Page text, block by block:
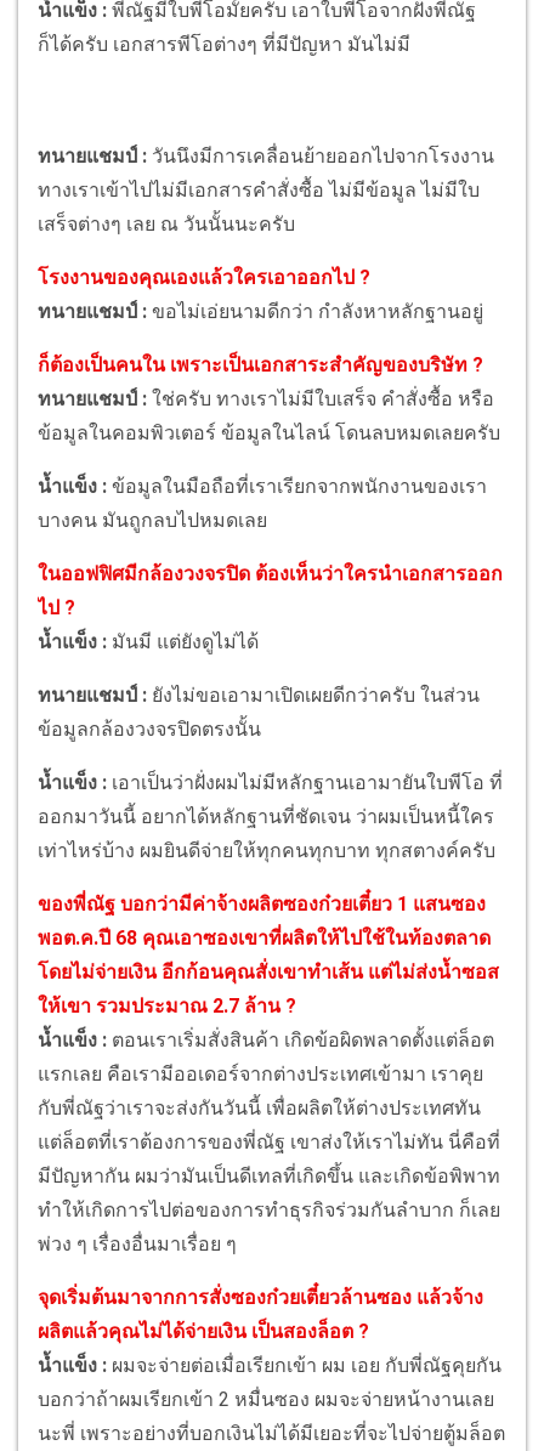
น้ำแข็ง : พี่ณัฐมีใบพีโอมั้ยครับ เอาใบพีโอจากฝั่งพี่ณัฐ
ก็ได้ครับ เอกสารพีโอต่างๆ ที่มีปัญหา มันไม่มี
ทนายแชมป์ : วันนึงมีการเคลื่อนย้ายออกไปจากโรงงาน
ทางเราเข้าไปไม่มีเอกสารคำสั่งซื้อ ไม่มีข้อมูล ไม่มีใบ
เสร็จต่างๆ เลย ณ วันนั้นนะครับ
โรงงานของคุณเองแล้วใครเอาออกไป ?
ทนายแชมป์ : ขอไม่เอ่ยนามดีกว่า กำลังหาหลักฐานอยู่
ก็ต้องเป็นคนใน เพราะเป็นเอกสาระสำคัญของบริษัท ?
ทนายแชมป์ : ใช่ครับ ทางเราไม่มีใบเสร็จ คำสั่งซื้อ หรือ
ข้อมูลในคอมพิวเตอร์ ข้อมูลในไลน์ โดนลบหมดเลยครับ
น้ำแข็ง : ข้อมูลในมือถือที่เราเรียกจากพนักงานของเรา
บางคน มันถูกลบไปหมดเลย
ในออฟฟิศมีกล้องวงจรปิด ต้องเห็นว่าใครนำเอกสารออก
ไป ?
น้ำแข็ง : มันมี แต่ยังดูไม่ได้
ทนายแชมป์ : ยังไม่ขอเอามาเปิดเผยดีกว่าครับ ในส่วน
ข้อมูลกล้องวงจรปิดตรงนั้น
น้ำแข็ง : เอาเป็นว่าฝั่งผมไม่มีหลักฐานเอามายันใบพีโอ ที่
ออกมาวันนี้ อยากได้หลักฐานที่ชัดเจน ว่าผมเป็นหนี้ใคร
เท่าไหร่บ้าง ผมยินดีจ่ายให้ทุกคนทุกบาท ทุกสตางค์ครับ
ของพี่ณัฐ บอกว่ามีค่าจ้างผลิตซองก๋วยเตี๋ยว 1 แสนซอง
พอต.ค.ปี 68 คุณเอาซองเขาที่ผลิตให้ไปใช้ในท้องตลาด
โดยไม่จ่ายเงิน อีกก้อนคุณสั่งเขาทำเส้น แต่ไม่ส่งน้ำซอส
ให้เขา รวมประมาณ 2.7 ล้าน ?
น้ำแข็ง : ตอนเราเริ่มสั่งสินค้า เกิดข้อผิดพลาดตั้งแต่ล็อต
แรกเลย คือเรามีออเดอร์จากต่างประเทศเข้ามา เราคุย
กับพี่ณัฐว่าเราจะส่งกันวันนี้ เพื่อผลิตให้ต่างประเทศทัน
แต่ล็อตที่เราต้องการของพี่ณัฐ เขาส่งให้เราไม่ทัน นี่คือที่
มีปัญหากัน ผมว่ามันเป็นดีเทลที่เกิดขึ้น และเกิดข้อพิพาท
ทำให้เกิดการไปต่อของการทำธุรกิจร่วมกันลำบาก ก็เลย
พ่วง ๆ เรื่องอื่นมาเรื่อย ๆ
จุดเริ่มต้นมาจากการสั่งซองก๋วยเตี๋ยวล้านซอง แล้วจ้าง
ผลิตแล้วคุณไม่ได้จ่ายเงิน เป็นสองล็อต ?
น้ำแข็ง : ผมจะจ่ายต่อเมื่อเรียกเข้า ผม เอย กับพี่ณัฐคุยกัน
บอกว่าถ้าผมเรียกเข้า 2 หมื่นซอง ผมจะจ่ายหน้างานเลย
นะพี่ เพราะอย่างที่บอกเงินไม่ได้มีเยอะที่จะไปจ่ายตู้มล็อต